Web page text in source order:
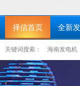
择信首页 全新
关键词搜索： 海南发电机